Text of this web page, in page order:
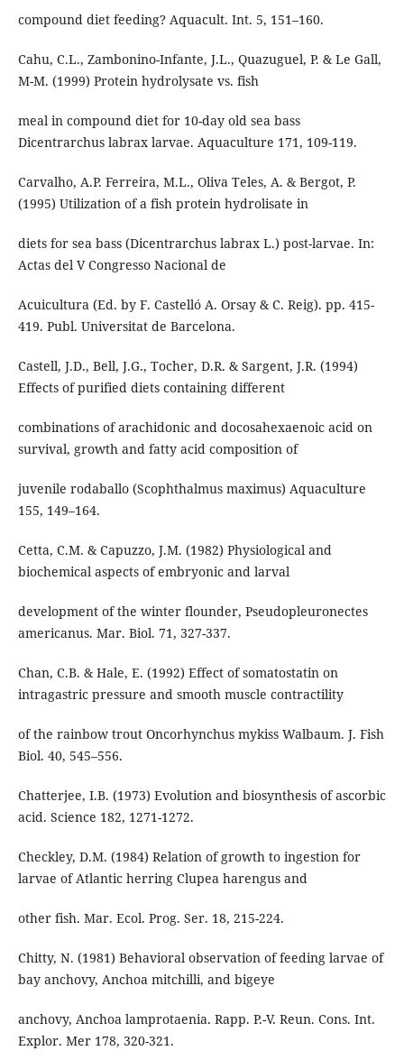
compound diet feeding? Aquacult. Int. 5, 151–160.
Cahu, C.L., Zambonino-Infante, J.L., Quazuguel, P. & Le Gall,
M-M. (1999) Protein hydrolysate vs. fish
meal in compound diet for 10-day old sea bass
Dicentrarchus labrax larvae. Aquaculture 171, 109-119.
Carvalho, A.P. Ferreira, M.L., Oliva Teles, A. & Bergot, P.
(1995) Utilization of a fish protein hydrolisate in
diets for sea bass (Dicentrarchus labrax L.) post-larvae. In:
Actas del V Congresso Nacional de
Acuicultura (Ed. by F. Castelló A. Orsay & C. Reig). pp. 415-
419. Publ. Universitat de Barcelona.
Castell, J.D., Bell, J.G., Tocher, D.R. & Sargent, J.R. (1994)
Effects of purified diets containing different
combinations of arachidonic and docosahexaenoic acid on
survival, growth and fatty acid composition of
juvenile rodaballo (Scophthalmus maximus) Aquaculture
155, 149–164.
Cetta, C.M. & Capuzzo, J.M. (1982) Physiological and
biochemical aspects of embryonic and larval
development of the winter flounder, Pseudopleuronectes
americanus. Mar. Biol. 71, 327-337.
Chan, C.B. & Hale, E. (1992) Effect of somatostatin on
intragastric pressure and smooth muscle contractility
of the rainbow trout Oncorhynchus mykiss Walbaum. J. Fish
Biol. 40, 545–556.
Chatterjee, I.B. (1973) Evolution and biosynthesis of ascorbic
acid. Science 182, 1271-1272.
Checkley, D.M. (1984) Relation of growth to ingestion for
larvae of Atlantic herring Clupea harengus and
other fish. Mar. Ecol. Prog. Ser. 18, 215-224.
Chitty, N. (1981) Behavioral observation of feeding larvae of
bay anchovy, Anchoa mitchilli, and bigeye
anchovy, Anchoa lamprotaenia. Rapp. P.-V. Reun. Cons. Int.
Explor. Mer 178, 320-321.